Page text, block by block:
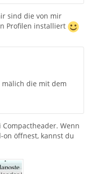
sind die von mir
Profilen installiert
die mit dem
Wenn
öffnest, kannst du